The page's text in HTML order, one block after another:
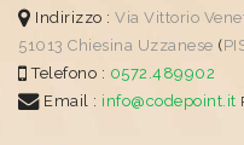
Indirizzo : Via Vittorio
51013 Chiesina Uzzanese (
Telefono : 0572.489902
Email : info@codepoint.it